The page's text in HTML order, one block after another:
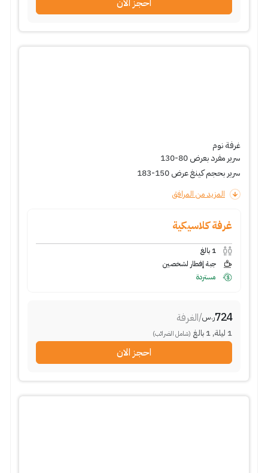
احجز الان
غرفة نوم
سرير مفرد بعرض 80-130
سرير بحجم كينغ عرض 150-183
المزيد من المرافق
غرفة كلاسيكية
1 بالغ
جبة إفطار لشخصين
مستردة
724ر.س/الغرفة
1 ليلة,
1 بالغ (شامل الضرائب)
احجز الان